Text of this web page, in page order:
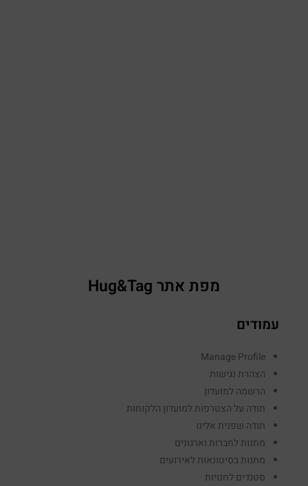
מפת אתר Hug&Tag
עמודים
Manage Profile
הצהרת נגישות
הרשמה למועדון
תודה על הצטרפות למועדון הלקוחות
תודה שפנית אלינו
מתנות לחברות וארגונים
מתנות בסיטונאות לאירועים
סטנדים לחנויות